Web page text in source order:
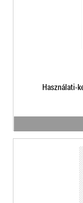
Használati-